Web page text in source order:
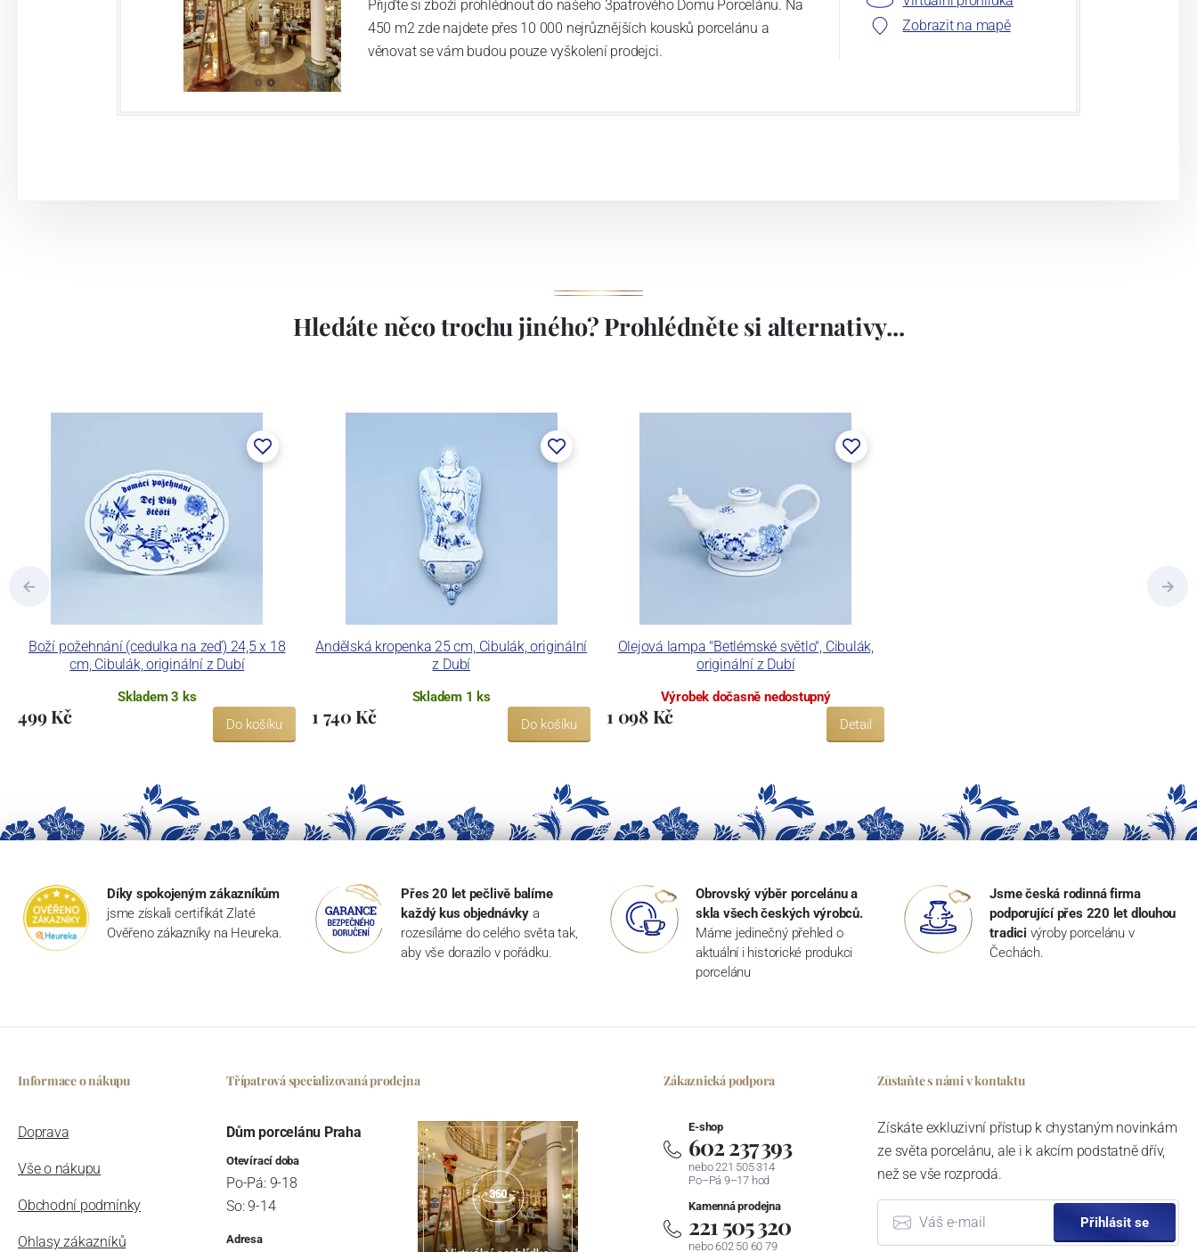
Přijďte si zboží prohlédnout do našeho 3patrového Domu Porcelánu. Na
450 m2 zde najdete přes 10 000 nejrůznějších kousků porcelánu a
věnovat se vám budou pouze vyškolení prodejci.
Zobrazit na mapě
Hledáte něco trochu jiného? Prohlédněte si alternativy...
Boží požehnání (cedulka na zeď) 24,5 x 18
cm, Cibulák, originální z Dubí
Skladem 3 ks
499 Kč Do košíku
Andělská kropenka 25 cm, Cibulák, originální
z Dubí
Skladem 1 ks
1 740 Kč Do košíku
Olejová lampa "Betlémské světlo", Cibulák,
originální z Dubí
Výrobek dočasně nedostupný
1 098 Kč Detail
Díky spokojeným zákazníkům
jsme získali certifikát Zlaté
Ověřeno zákazníky na Heureka.
Přes 20 let pečlivě balíme
každý kus objednávky a
rozesíláme do celého světa tak,
aby vše dorazilo v pořádku.
Obrovský výběr porcelánu a
skla všech českých výrobců.
Máme jedinečný přehled o
aktuální i historické produkci
porcelánu
Jsme česká rodinná firma
podporující přes 220 let dlouhou
tradici výroby porcelánu v
Čechách.
Informace o nákupu
Doprava
Vše o nákupu
Obchodní podmínky
Ohlasy zákazníků
Třípatrová specializovaná prodejna
Dům porcelánu Praha
Otevírací doba
Po-Pá: 9-18
So: 9-14
Adresa
Zákaznická podpora
E-shop
602 237 393
nebo 221 505 314
Po–Pá 9–17 hod
Kamenná prodejna
221 505 320
nebo 602 50 60 79
Zůstaňte s námi v kontaktu
Získáte exkluzivní přístup k chystaným novinkám
ze světa porcelánu, ale i k akcím podstatně dřív,
než se vše rozprodá.
Přihlásit se